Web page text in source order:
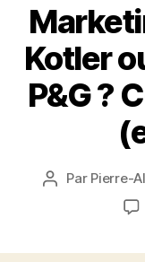
Kotler
P&G ?
Auteur
Par Pierre-